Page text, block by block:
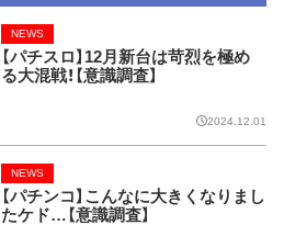
【パチスロ】12月新台は苛烈を極め
る大混戦！【意識調査】
NEWS
2024.12.01
【パチンコ】こんなに大きくなりまし
たケド…【意識調査】
NEWS